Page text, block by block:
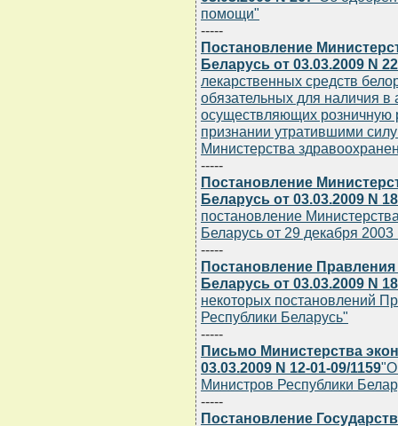
помощи"
-----
Постановление
Беларусь от 03.03.2009 N 22
лекарственных средств
обязательных для наличия в
осуществляющих розничную
признании утратившими
Министерства
-----
Постановление
Беларусь от 03.03.2009 N 18
постановление
Беларусь от 29 декабря 2003
-----
Постановление
Беларусь от 03.03.2009 N 18
некоторых постановлений
Республики Беларусь"
-----
Письмо Министерства
03.03.2009 N 12-01-09/1159"О
Министров Республики
-----
Постановление